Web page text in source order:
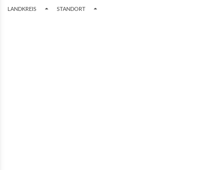
LANDKREIS TOGGLE DROPDOWN
STANDORT TOGGLE DROPDOWN